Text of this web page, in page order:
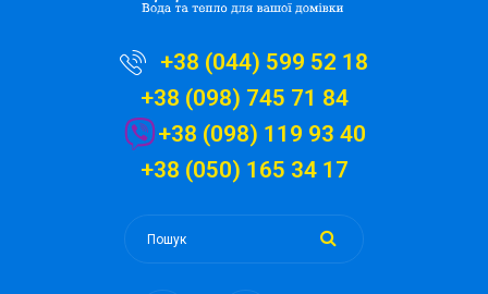
+38 (044) 599 52 18
+38 (098) 745 71 84
+38 (098) 119 93 40
+38 (050) 165 34 17